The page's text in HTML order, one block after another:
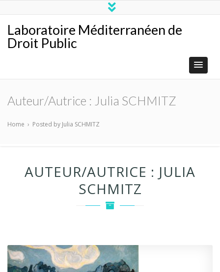
Laboratoire Méditerranéen de
Droit Public
Auteur/autrice : Julia SCHMITZ
Home › Posted by Julia SCHMITZ
AUTEUR/AUTRICE : JULIA
SCHMITZ